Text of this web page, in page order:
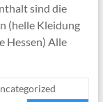
sind die
(helle Kleidung
Hessen) Alle